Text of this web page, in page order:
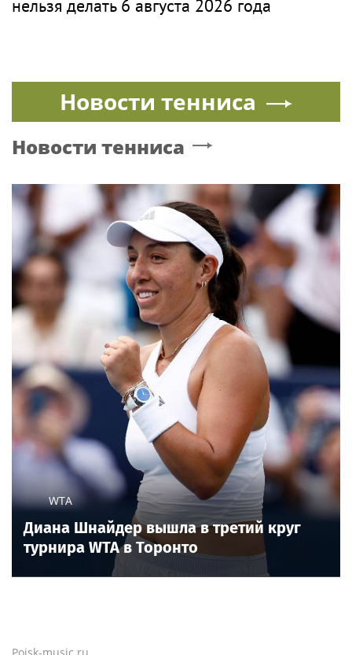
нельзя делать 6 августа 2026 года
Новости тенниса
Новости тенниса
WTA
Диана Шнайдер вышла в третий круг
турнира WTA в Торонто